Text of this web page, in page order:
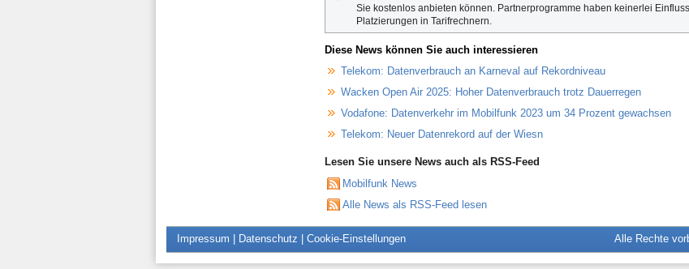
Sie kostenlos anbieten können. Partnerprogramme haben keinerlei
Platzierungen in Tarifrechnern.
Diese News können Sie auch interessieren
Telekom: Datenverbrauch an Karneval auf Rekordniveau
Wacken Open Air 2025: Hoher Datenverbrauch trotz Dauerregen
Vodafone: Datenverkehr im Mobilfunk 2023 um 34 Prozent gewachsen
Telekom: Neuer Datenrekord auf der Wiesn
Lesen Sie unsere News auch als RSS-Feed
Mobilfunk News
Alle News als RSS-Feed lesen
Alle Rechte
Impressum Datenschutz Cookie-Einstellungen